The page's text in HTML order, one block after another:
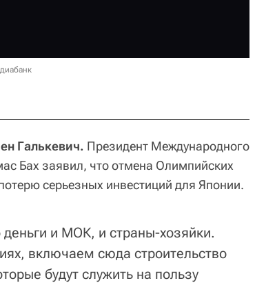
Галькевич. Президент Международного
Бах заявил, что отмена Олимпийских
серьезных инвестиций для Японии.
и МОК, и страны-хозяйки.
включаем сюда строительство
будут служить на пользу